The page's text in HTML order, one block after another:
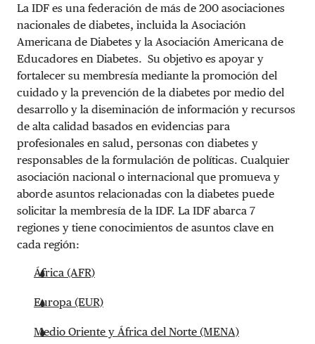
La IDF es una federación de más de 200 asociaciones
nacionales de diabetes, incluida la Asociación
Americana de Diabetes y la Asociación Americana de
Educadores en Diabetes. Su objetivo es apoyar y
fortalecer su membresía mediante la promoción del
cuidado y la prevención de la diabetes por medio del
desarrollo y la diseminación de información y recursos
de alta calidad basados ​​en evidencias para
profesionales en salud, personas con diabetes y
responsables de la formulación de políticas. Cualquier
asociación nacional o internacional que promueva y
aborde asuntos relacionadas con la diabetes puede
solicitar la membresía de la IDF. La IDF abarca 7
regiones y tiene conocimientos de asuntos clave en
cada región:
África (AFR)
Europa (EUR)
Medio Oriente y África del Norte (MENA)